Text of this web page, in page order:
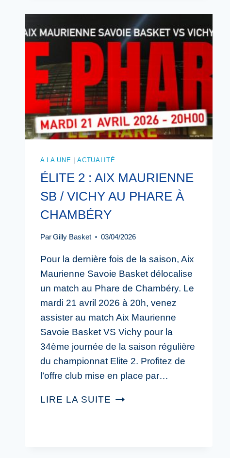
A LA UNE |ACTUALITÉ
ÉLITE 2 : AIX MAURIENNE
SB / VICHY AU PHARE À
CHAMBÉRY
ParGilly Basket 03/04/2026
Pour la dernière fois de la saison, Aix
Maurienne Savoie Basket délocalise
un match au Phare de Chambéry. Le
mardi 21 avril 2026 à 20h, venez
assister au match Aix Maurienne
Savoie Basket VS Vichy pour la
34ème journée de la saison régulière
du championnat Elite 2. Profitez de
l’offre club mise en place par…
LIRE LA SUITE